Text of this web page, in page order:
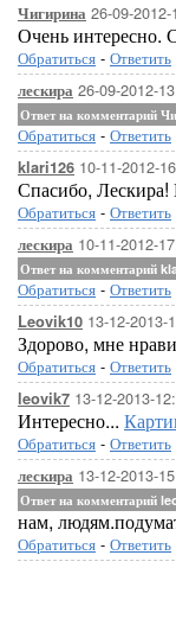
Чигирина 26-09-
Очень интересно.
Обратиться - Ответить
лескира 26-09-2012-
Ответ на комментарий
Обратиться - Ответить
klari126 10-11-2012-
Спасибо, Лескира!
Обратиться - Ответить
лескира 10-11-2012-
Ответ на комментарий
Обратиться - Ответить
Leovik10 13-12-2013-
Здорово, мне
Обратиться - Ответить
leovik7 13-12-2013-
Интересно...
Обратиться - Ответить
лескира 13-12-2013-
Ответ на комментарий
нам,
Обратиться - Ответить